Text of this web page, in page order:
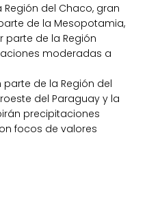
Región del Chaco, gran
de la Mesopotamia,
parte de la Región
moderadas a
parte de la Región del
del Paraguay y la
precipitaciones
focos de valores